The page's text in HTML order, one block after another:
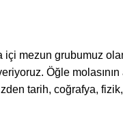
içi mezun grubumuz
Öğle
tarih, coğrafya,